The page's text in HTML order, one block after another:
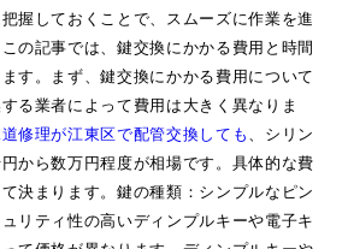
握しておくことで、スムーズに作業を進
の記事では、鍵交換にかかる費用と時間
す。まず、鍵交換にかかる費用について
る業者によって費用は大きく異なりま
修理が江東区で配管交換しても
、シリン
から数万円程度が相場です。具体的な費
決まります。鍵の種類：シンプルなピン
リティ性の高いディンプルキーや電子キ